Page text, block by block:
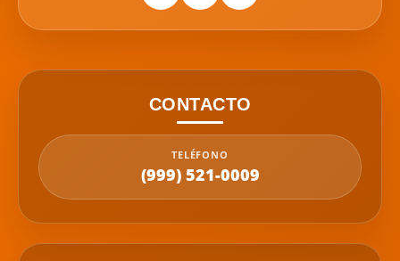
CONTACTO
TELÉFONO
(999) 521-0009